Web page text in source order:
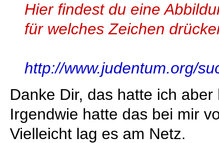
Hier findest du eine
für welches Zeichen
http://www.judentum.org/
Danke Dir, das hatte ich
Irgendwie hatte das bei mir
Vielleicht lag es am Netz.